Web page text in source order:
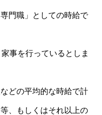
門職」としての時給で
事を行っているとしま
どの平均的な時給で計
、もしくはそれ以上の